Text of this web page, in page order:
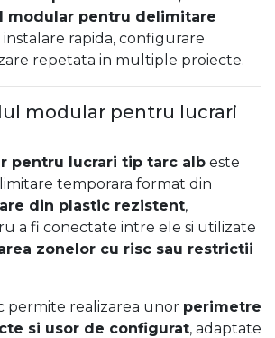
modular pentru delimitare
rapida, configurare
repetata in multiple proiecte.
modular pentru lucrari
pentru lucrari tip tarc alb este
temporara format din
din plastic rezistent,
a fi conectate intre ele si utilizate
zonelor cu risc sau restrictii
permite realizarea unor perimetre
si usor de configurat, adaptate